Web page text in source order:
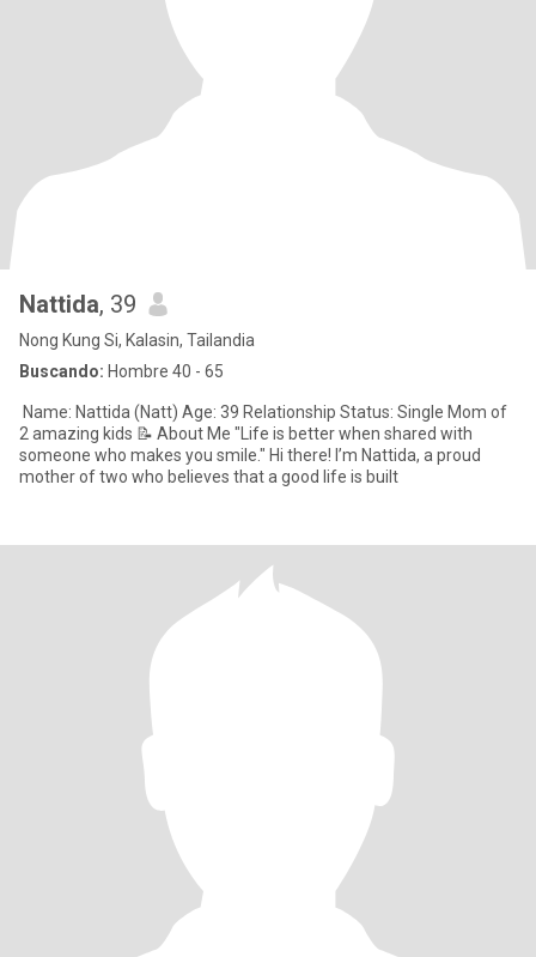
Nattida, 39
Nong Kung Si, Kalasin, Tailandia
Buscando: Hombre 40 - 65
​ ​Name: Nattida (Natt) Age: 39 Relationship Status: Single Mom of
2 amazing kids ​📝 About Me ​"Life is better when shared with
someone who makes you smile." ​Hi there! I’m Nattida, a proud
mother of two who believes that a good life is built